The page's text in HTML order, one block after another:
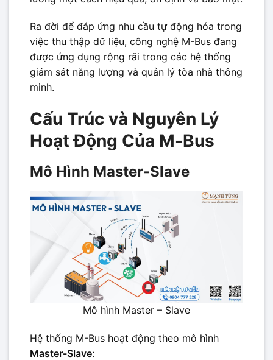
Ra đời để đáp ứng nhu cầu tự động hóa trong
việc thu thập dữ liệu, công nghệ M-Bus đang
được ứng dụng rộng rãi trong các hệ thống
giám sát năng lượng và quản lý tòa nhà thông
minh.
Cấu Trúc và Nguyên Lý
Hoạt Động Của M-Bus
Mô Hình Master-Slave
Mô hình Master – Slave
Hệ thống M-Bus hoạt động theo mô hình
Master-Slave: